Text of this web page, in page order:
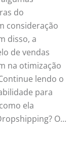
do
consideração
disso, a
de vendas
na otimização
lendo o
para
ela
O...